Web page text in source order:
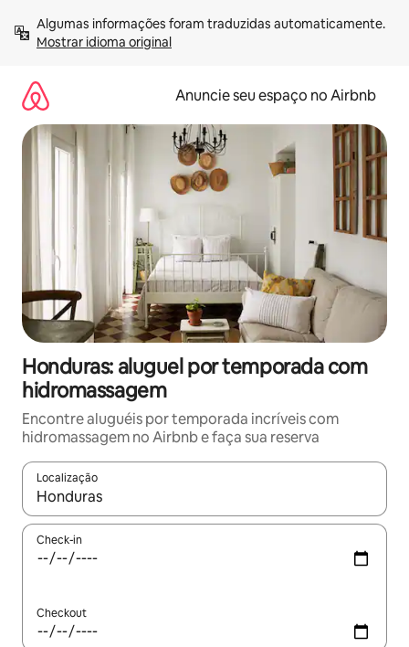
para
Mostrar idioma original
Anuncie seu espaço no Airbnb
Honduras: aluguel por temporada com
hidromassagem
Encontre aluguéis por temporada incríveis com
hidromassagem no Airbnb e faça sua reserva
Localização
Quando os resultados estiverem disponíveis, explore-os
Check-in
Checkout